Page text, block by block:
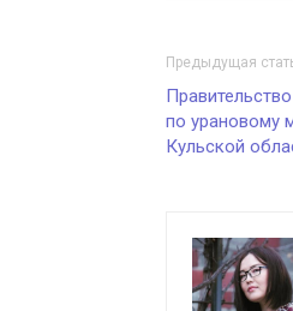
Предыдущая
по урановому
Кульской